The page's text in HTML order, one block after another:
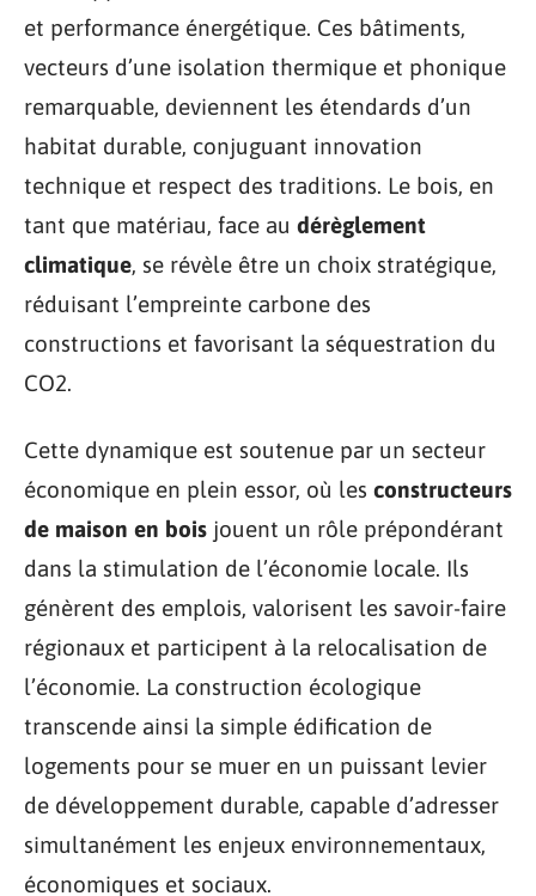
et performance énergétique. Ces bâtiments,
vecteurs d’une isolation thermique et phonique
remarquable, deviennent les étendards d’un
habitat durable, conjuguant innovation
technique et respect des traditions. Le bois, en
tant que matériau, face au dérèglement
climatique, se révèle être un choix stratégique,
réduisant l’empreinte carbone des
constructions et favorisant la séquestration du
CO2.
Cette dynamique est soutenue par un secteur
économique en plein essor, où les constructeurs
de maison en bois jouent un rôle prépondérant
dans la stimulation de l’économie locale. Ils
génèrent des emplois, valorisent les savoir-faire
régionaux et participent à la relocalisation de
l’économie. La construction écologique
transcende ainsi la simple édification de
logements pour se muer en un puissant levier
de développement durable, capable d’adresser
simultanément les enjeux environnementaux,
économiques et sociaux.